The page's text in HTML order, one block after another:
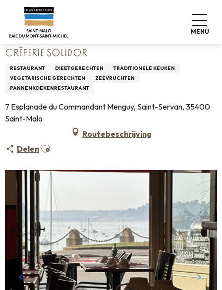
contenu
MENU
Home Wonen zoals thuis
Restaurants
Crêperie Solidor
CRÊPERIE SOLIDOR
RESTAURANT DIEETGERECHTEN
TRADITIONELE KEUKEN
VEGETARISCHE GERECHTEN
ZEEVRUCHTEN
PANNENKOEKENRESTAURANT
7 Esplanade du Commandant Menguy, Saint-Servan, 35400
Saint-Malo
Routebeschrijving
DelenAjouter aux favoris